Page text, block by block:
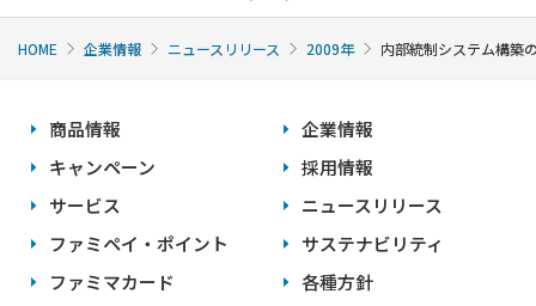
HOME 企業情報 ニュースリリース 2009年 内部統制システム構築
商品情報
キャンペーン
サービス
ファミペイ・ポイント
ファミマカード
企業情報
採用情報
ニュースリリース
サステナビリティ
各種方針